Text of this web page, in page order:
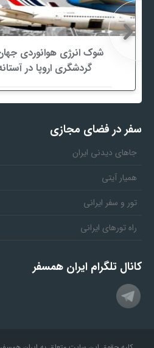
شوک انرژی هوانوردی
گردشگری اروپا در
سفر در فضای مجازی
جاهای دیدنی ایران
همیار آیتی
تور و سفر ایرانی
راه تورهای ایرانی
کانال تلگرام ایران همسفر